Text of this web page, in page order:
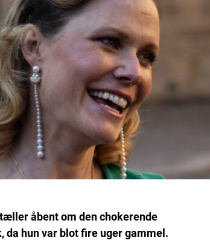
åbent om den chokerende
hun var blot fire uger gammel.